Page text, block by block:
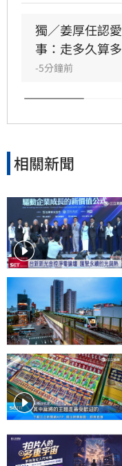
恐有違反姓名條
方為老公的說法
情的人設背景過
引發各界對女方
也因此成為近期
獨／姜厚任認
事：走多久算
-5分鐘前
相關新聞